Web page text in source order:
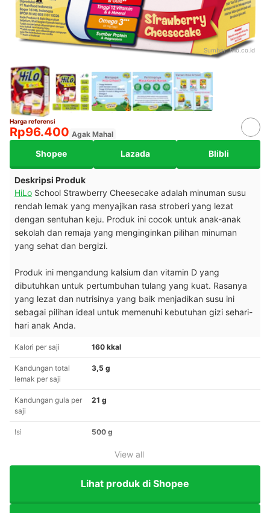
Sumber:hilo.co.id
Harga referensi
Rp96.400 Agak Mahal
Shopee Lazada Blibli
Deskripsi Produk
HiLo School Strawberry Cheesecake adalah minuman susu
rendah lemak yang menyajikan rasa stroberi yang lezat
dengan sentuhan keju. Produk ini cocok untuk anak-anak
sekolah dan remaja yang menginginkan pilihan minuman
yang sehat dan bergizi.
Produk ini mengandung kalsium dan vitamin D yang
dibutuhkan untuk pertumbuhan tulang yang kuat. Rasanya
yang lezat dan nutrisinya yang baik menjadikan susu ini
sebagai pilihan ideal untuk memenuhi kebutuhan gizi sehari-
hari anak Anda.
Kalori per saji 160 kkal
Kandungan total
lemak per saji
3,5 g
Kandungan gula per
saji
21 g
Isi 500 g
View all
Lihat produk di Shopee